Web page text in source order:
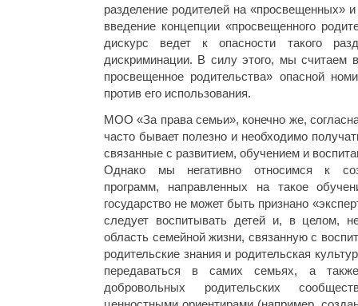
разделение родителей на «просвещенных»
введение концепции «просвещенного
дискурс ведет к опасности такого
дискриминации. В силу этого, мы считаем
просвещенное родительства» опасной
против его использования.
МОО «За права семьи», конечно же,
часто бывает полезно и необходимо
связанные с развитием, обучением и
Однако мы негативно относимся к
программ, направленных на такое
государство не может быть признано
следует воспитывать детей и, в целом,
область семейной жизни, связанную с
родительские знания и родительская
передаваться в самих семьях, а
добровольных родительских